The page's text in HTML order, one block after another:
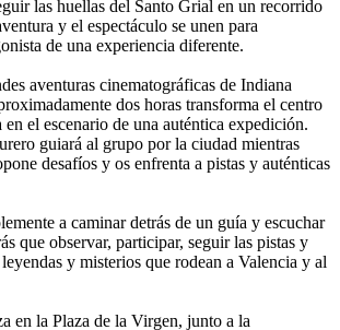
las huellas del Santo Grial en un recorrido
y el espectáculo se unen para
de una experiencia diferente.
aventuras cinematográficas de Indiana
dos horas transforma el centro
el escenario de una auténtica expedición.
guiará al grupo por la ciudad mientras
desafíos y os enfrenta a pistas y auténticas
a caminar detrás de un guía y escuchar
que observar, participar, seguir las pistas y
y misterios que rodean a Valencia y al
en la Plaza de la Virgen, junto a la